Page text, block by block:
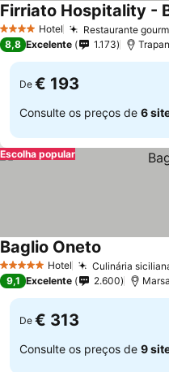
4 EstrelasHotel Restaurante
Firriato Hospitality -
8,8 Excelente 1.173
De € 193
Consulte os preços de 6
Escolha popular
5 Estrelas Hotel Culinária
Baglio Oneto
9,1 Excelente 2.600
De € 313
Consulte os preços de 9